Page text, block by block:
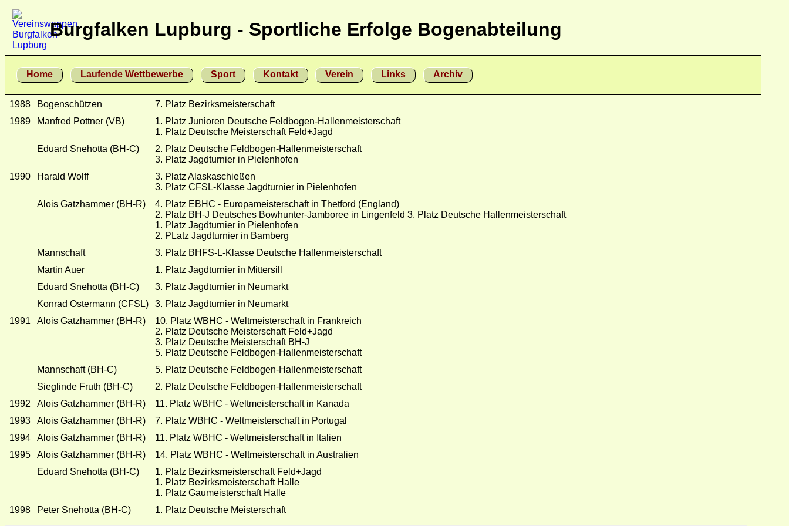
Burgfalken Lupburg - Sportliche Erfolge Bogenabteilung
Home Laufende Wettbewerbe Sport Kontakt Verein Links Archiv
1988 Bogenschützen
7. Platz Bezirksmeisterschaft
1989
Manfred Pottner (VB)
1. Platz Junioren Deutsche Feldbogen-Hallenmeisterschaft
1. Platz Deutsche Meisterschaft Feld+Jagd
Eduard Snehotta (BH-C)
2. Platz Deutsche Feldbogen-Hallenmeisterschaft
3. Platz Jagdturnier in Pielenhofen
1990
Harald Wolff
3. Platz Alaskaschießen
3. Platz CFSL-Klasse Jagdturnier in Pielenhofen
Alois Gatzhammer (BH-R)
4. Platz EBHC - Europameisterschaft in Thetford (England)
2. Platz BH-J Deutsches Bowhunter-Jamboree in Lingenfeld 3. Platz Deutsche Hallenmeisterschaft
1. Platz Jagdturnier in Pielenhofen
2. PLatz Jagdturnier in Bamberg
Mannschaft
3. Platz BHFS-L-Klasse Deutsche Hallenmeisterschaft
Martin Auer
1. Platz Jagdturnier in Mittersill
Eduard Snehotta (BH-C)
3. Platz Jagdturnier in Neumarkt
Konrad Ostermann (CFSL)
3. Platz Jagdturnier in Neumarkt
1991
Alois Gatzhammer (BH-R)
10. Platz WBHC - Weltmeisterschaft in Frankreich
2. Platz Deutsche Meisterschaft Feld+Jagd
3. Platz Deutsche Meisterschaft BH-J
5. Platz Deutsche Feldbogen-Hallenmeisterschaft
Mannschaft (BH-C)
5. Platz Deutsche Feldbogen-Hallenmeisterschaft
Sieglinde Fruth (BH-C)
2. Platz Deutsche Feldbogen-Hallenmeisterschaft
1992
Alois Gatzhammer (BH-R)
11. Platz WBHC - Weltmeisterschaft in Kanada
1993
Alois Gatzhammer (BH-R)
7. Platz WBHC - Weltmeisterschaft in Portugal
1994
Alois Gatzhammer (BH-R)
11. Platz WBHC - Weltmeisterschaft in Italien
1995
Alois Gatzhammer (BH-R)
14. Platz WBHC - Weltmeisterschaft in Australien
Eduard Snehotta (BH-C)
1. Platz Bezirksmeisterschaft Feld+Jagd
1. Platz Bezirksmeisterschaft Halle
1. Platz Gaumeisterschaft Halle
1998
Peter Snehotta (BH-C) 1. Platz Deutsche Meisterschaft